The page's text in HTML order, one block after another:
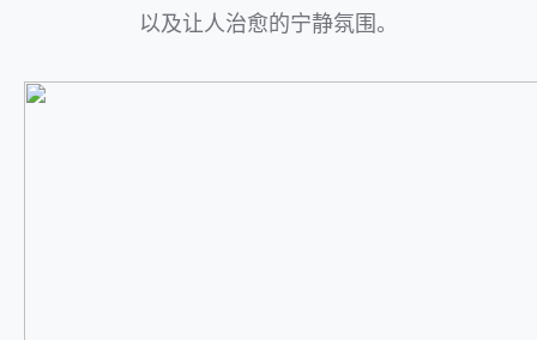
以及让人治愈的宁静氛围。